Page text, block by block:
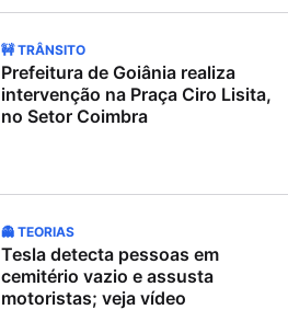
🚧 TRÂNSITO
Prefeitura de Goiânia realiza
intervenção na Praça Ciro Lisita,
no Setor Coimbra
👻 TEORIAS
Tesla detecta pessoas em
cemitério vazio e assusta
motoristas; veja vídeo